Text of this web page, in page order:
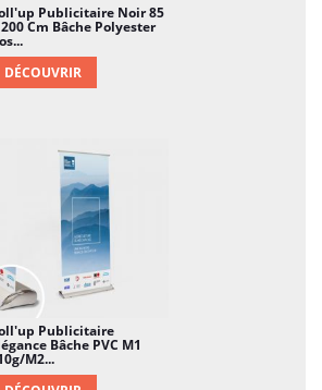
Publicitaire Noir 85
Cm Bâche Polyester
DÉCOUVRIR
Publicitaire
Bâche PVC M1
m2...